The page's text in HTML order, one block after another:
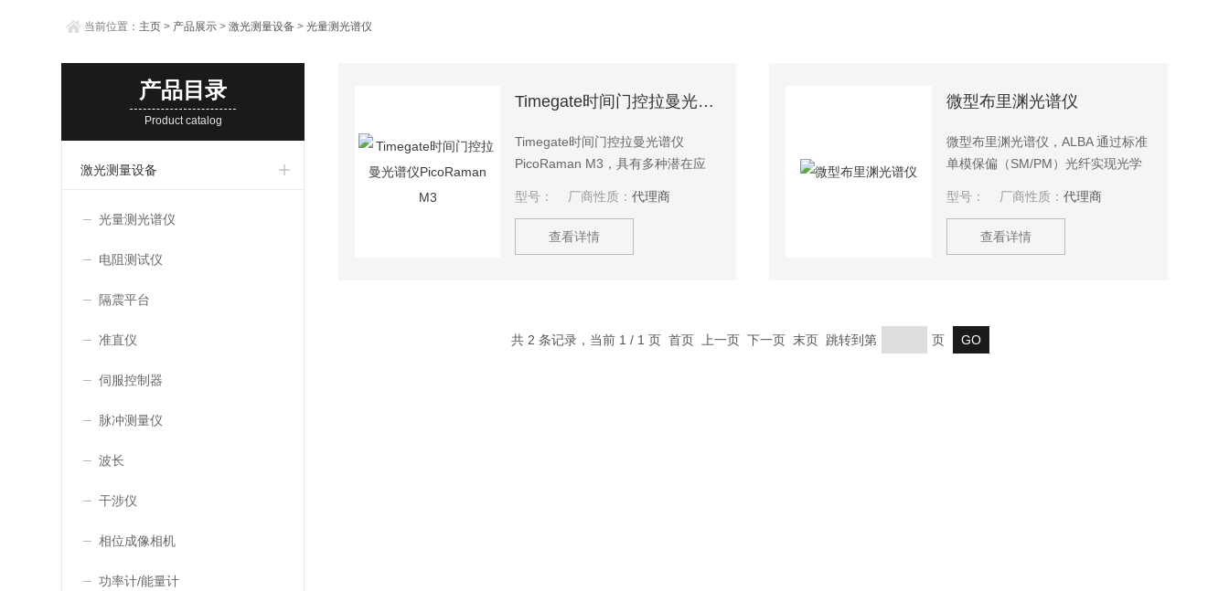
当前位置： 主页 > 产品展示 >激光测量设备 >光量测光谱仪
产品目录
Product catalog
激光测量设备
光量测光谱仪
电阻测试仪
隔震平台
准直仪
伺服控制器
脉冲测量仪
波长
干涉仪
相位成像相机
功率计/能量计
Timegate时间门控拉曼光谱仪PicoRaman M3
Timegate时间门控拉曼光谱仪
PicoRaman M3，具有多种潜在应
式系统使用。但当与显微镜连接或
在带有板式读数器的高通量设置中
使用时，也能取得令人印象深刻的
型号： 厂商性质：代理商
查看详情
微型布里渊光谱仪
微型布里渊光谱仪，ALBA 通过标准
单模保偏（SM/PM）光纤实现光学
并能轻松集成，通过全光学、无标
记的布里渊弹性成像技术扩展其功
能，实现三维力学分析。
型号： 厂商性质：代理商
查看详情
共 2 条记录，当前 1 / 1 页 首页 上一页 下一页 末页 跳转到第 页